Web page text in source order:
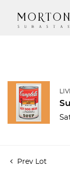
Prev Lot